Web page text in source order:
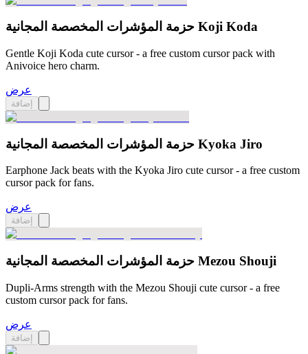
حزمة المؤشرات المخصصة المجانية Koji Koda
Gentle Koji Koda cute cursor - a free custom cursor pack with
Anivoice hero charm.
عرض
إضافة
حزمة المؤشرات المخصصة المجانية Kyoka Jiro
Earphone Jack beats with the Kyoka Jiro cute cursor - a free custom
cursor pack for fans.
عرض
إضافة
حزمة المؤشرات المخصصة المجانية Mezou Shouji
Dupli-Arms strength with the Mezou Shouji cute cursor - a free
custom cursor pack for fans.
عرض
إضافة